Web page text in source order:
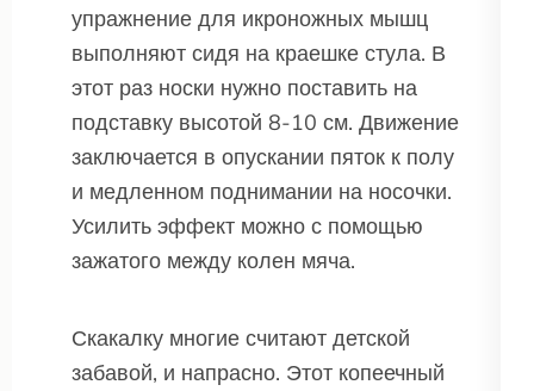
упражнение для икроножных мышц
выполняют сидя на краешке стула. В
этот раз носки нужно поставить на
подставку высотой 8-10 см. Движение
заключается в опускании пяток к полу
и медленном поднимании на носочки.
Усилить эффект можно с помощью
зажатого между колен мяча.
Скакалку многие считают детской
забавой, и напрасно. Этот копеечный